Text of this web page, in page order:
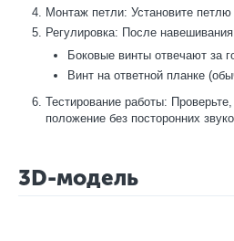
Монтаж петли: Установите
Регулировка: После
Боковые винты отвечают за
Винт на ответной планке
Тестирование работы:
положение без посторонних
3D-модель